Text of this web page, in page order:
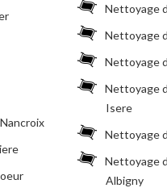
Nettoyage
Nettoyage
Nettoyage
Nettoyage
Isere
Nettoyage
Nettoyage
Albigny